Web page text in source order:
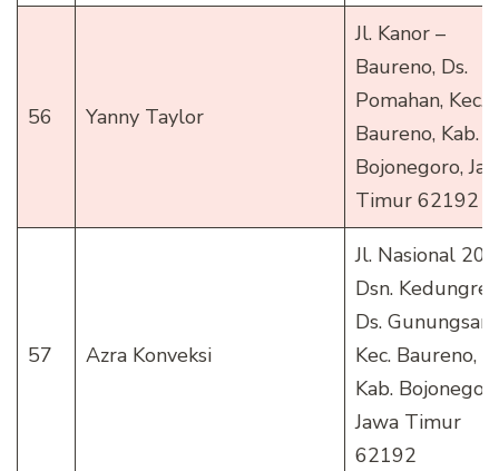
56 Yanny Taylor
Jl. Kanor –
Baureno, Ds.
Pomahan, Kec.
Baureno, Kab.
Bojonegoro,
Timur 62192 ()
57 Azra Konveksi
Jl. Nasional 20,
Dsn.
Ds. Gunungsari,
Kec. Baureno,
Kab.
Jawa Timur
62192